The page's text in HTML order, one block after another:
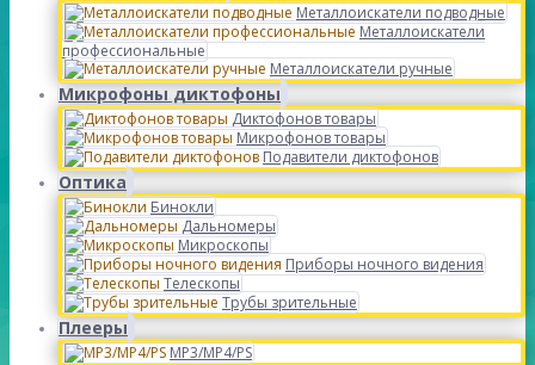
Металлоискатели подводные
Металлоискатели
профессиональные
Металлоискатели ручные
Микрофоны диктофоны
Диктофонов товары
Микрофонов товары
Подавители диктофонов
Оптика
Бинокли
Дальномеры
Микроскопы
Приборы ночного видения
Телескопы
Трубы зрительные
Плееры
MP3/MP4/PS